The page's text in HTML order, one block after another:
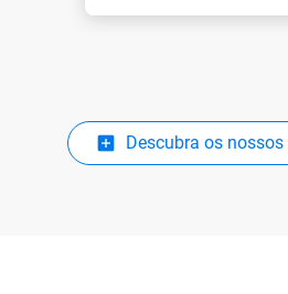
Descubra os